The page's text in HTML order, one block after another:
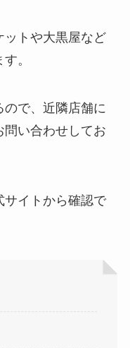
？コストコや業
ットや大黒屋など
。
で、近隣店舗に
い合わせしてお
サイトから確認で